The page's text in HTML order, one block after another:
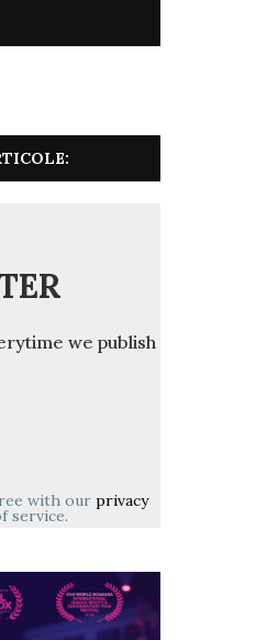
we publish
with our privacy
service.